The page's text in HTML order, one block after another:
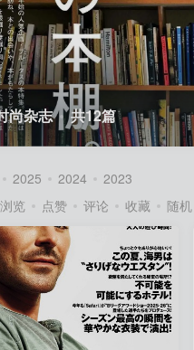
尚杂志 共12篇
2025 2024
2023
浏览 点赞 评论 收藏 随机